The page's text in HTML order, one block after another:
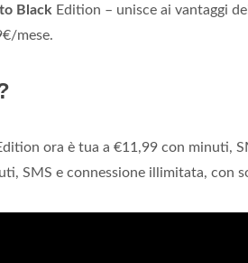
Black Edition – unisce ai vantaggi
mese.
ora è tua a €11,99 con minuti,
SMS e connessione illimitata, con